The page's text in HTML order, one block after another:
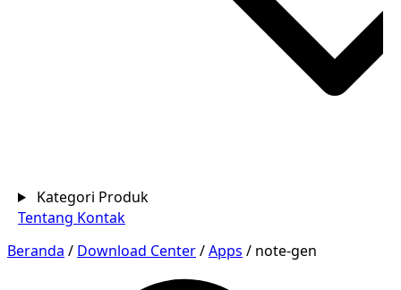
Kategori Produk
Tentang Kontak
Beranda / Download Center/Apps / note-gen